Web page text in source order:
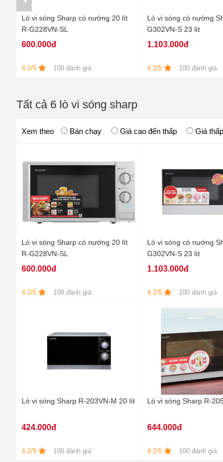
Lò vi sóng Sharp có nướng 20 lít
R-G228VN-SL
600.000đ
4.2/5 100 đánh giá
Lò vi sóng có nướng
G302VN-S 23 lít
1.103.000đ
4.2/5 100 đánh giá
Tất cả 6 lò vi sóng sharp
Xem theo Bán chạy Giá cao đến thấp Giá
Lò vi sóng Sharp có nướng 20 lít
R-G228VN-SL
600.000đ
4.2/5 100 đánh giá
Lò vi sóng có nướng
G302VN-S 23 lít
1.103.000đ
4.2/5 100 đánh giá
Lò vi sóng Sharp R-203VN-M 20 lít
424.000đ
4.2/5 100 đánh giá
Lò vi sóng Sharp R-
644.000đ
4.2/5 100 đánh giá